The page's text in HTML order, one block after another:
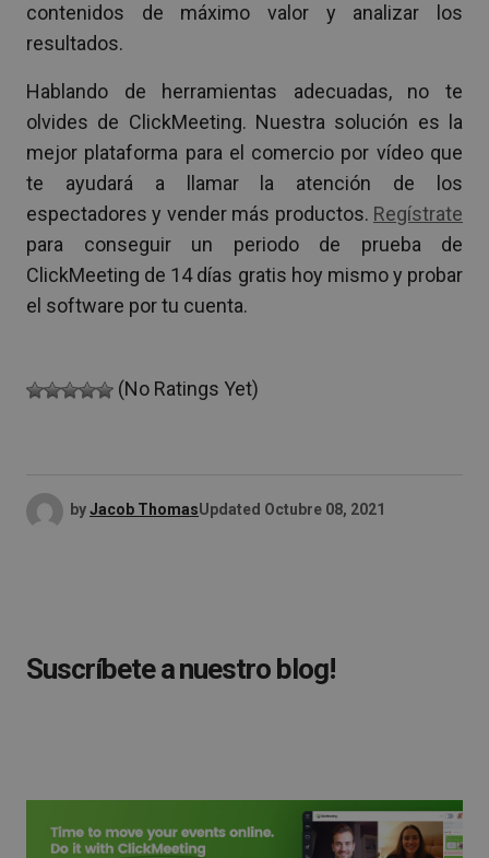
contenidos de máximo valor y analizar los
resultados.
Hablando de herramientas adecuadas, no te
olvides de ClickMeeting. Nuestra solución es la
mejor plataforma para el comercio por vídeo que
te ayudará a llamar la atención de los
espectadores y vender más productos. Regístrate
para conseguir un periodo de prueba de
ClickMeeting de 14 días gratis hoy mismo y probar
el software por tu cuenta.
(No Ratings Yet)
byJacob ThomasUpdated Octubre 08, 2021
Suscríbete a nuestro blog!